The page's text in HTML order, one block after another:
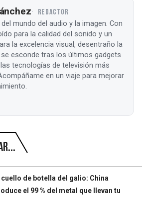
REDACTOR
mundo del audio y la imagen. Con
para la calidad del sonido y un
la excelencia visual, desentraño la
esconde tras los últimos gadgets
tecnologías de televisión más
en un viaje para mejorar
cuello de botella del galio: China
el 99 % del metal que llevan tu